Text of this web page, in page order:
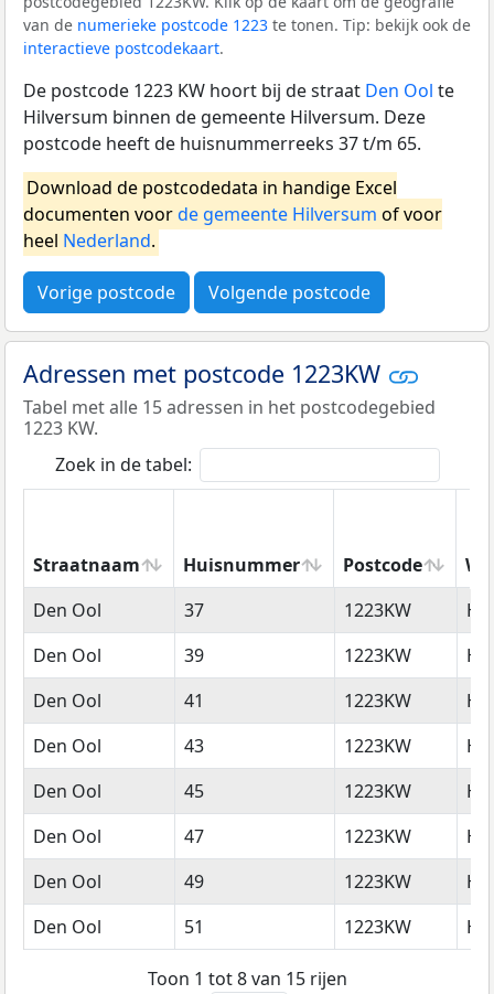
van de numerieke postcode 1223 te tonen. Tip: bekijk ook de
interactieve postcodekaart.
De postcode 1223 KW hoort bij de straat Den Ool te
Hilversum binnen de gemeente Hilversum. Deze
postcode heeft de huisnummerreeks 37 t/m 65.
Download de postcodedata in handige Excel
documenten voorde gemeente Hilversum of voor
heel Nederland.
Vorige postcode Volgende postcode
Adressen met postcode 1223KW
Tabel met alle 15 adressen in het postcodegebied
1223 KW.
Zoek in de tabel:
Straatnaam Huisnummer Postcode
Straatnaam
Huisnummer Postcode
Den Ool 37 1223KW
Den Ool
39 1223KW
Den Ool
41 1223KW
Den Ool
43 1223KW
Den Ool
45 1223KW
Den Ool
47 1223KW
Den Ool
49 1223KW
Den Ool
51 1223KW
Toon 1 tot 8 van 15 rijen